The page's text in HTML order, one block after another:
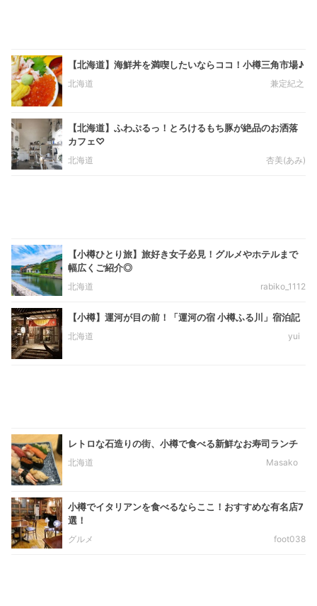
【北海道】海鮮丼を満喫したいならココ！小樽三角市場♪
北海道 兼定紀之
【北海道】ふわぷるっ！とろけるもち豚が絶品のお洒落
カフェ♡
北海道 杏美(あみ)
【小樽ひとり旅】旅好き女子必見！グルメやホテルまで
幅広くご紹介◎
北海道 rabiko_1112
【小樽】運河が目の前！「運河の宿 小樽ふる川」宿泊記
北海道 yui
レトロな石造りの街、小樽で食べる新鮮なお寿司ランチ
北海道 Masako
小樽でイタリアンを食べるならここ！おすすめな有名店7
選！
グルメ foot038